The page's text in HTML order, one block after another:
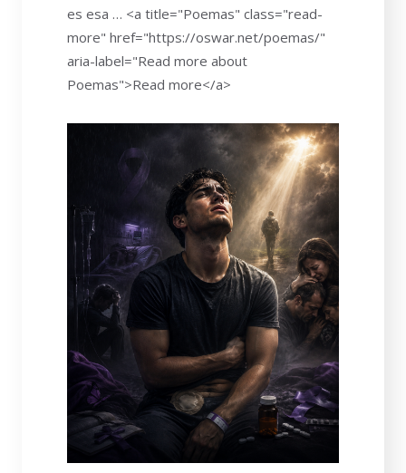
es esa … <a title="Poemas" class="read-
more" href="https://oswar.net/poemas/"
aria-label="Read more about
Poemas">Read more</a>